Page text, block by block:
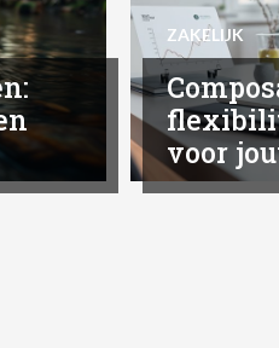
ZAKELIJK
voor